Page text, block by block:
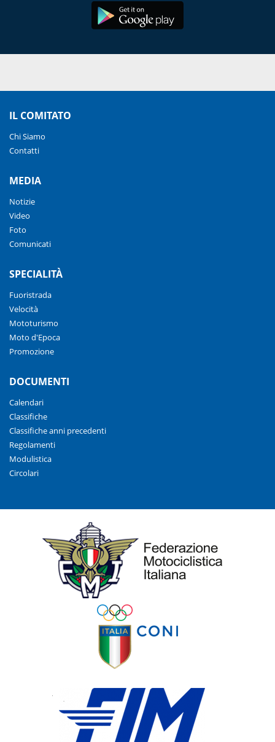
IL COMITATO
Chi Siamo
Contatti
MEDIA
Notizie
Video
Foto
Comunicati
SPECIALITÀ
Fuoristrada
Velocità
Mototurismo
Moto d'Epoca
Promozione
DOCUMENTI
Calendari
Classifiche
Classifiche anni precedenti
Regolamenti
Modulistica
Circolari